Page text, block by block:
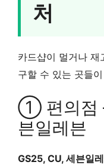
처
카드샵이 멀거나
구할 수 있는 곳들
① 편의점
븐일레븐
GS25, CU, 세븐일